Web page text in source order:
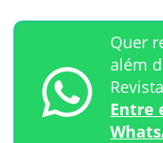
Quer
além
Entre